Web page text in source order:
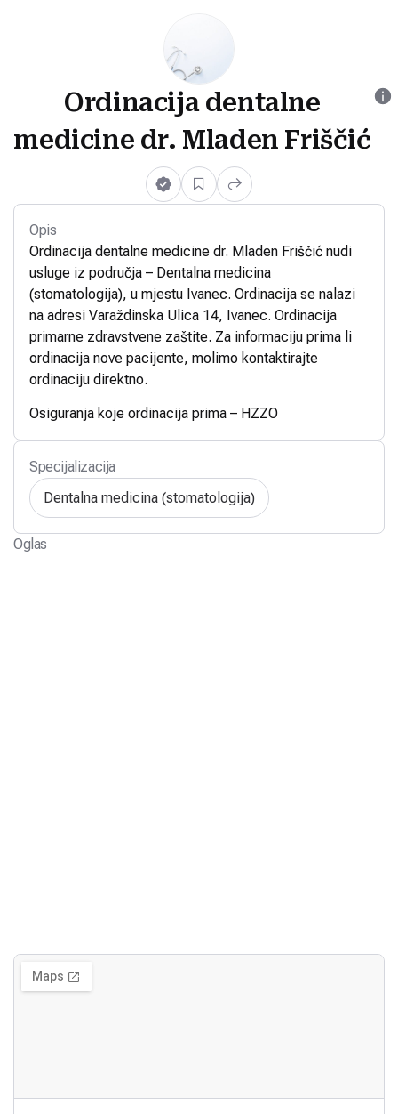
Ordinacija dentalne
medicine dr. Mladen Friščić
Opis
Ordinacija dentalne medicine dr. Mladen Friščić nudi
usluge iz područja – Dentalna medicina
(stomatologija), u mjestu Ivanec. Ordinacija se nalazi
na adresi Varaždinska Ulica 14, Ivanec. Ordinacija
primarne zdravstvene zaštite. Za informaciju prima li
ordinacija nove pacijente, molimo kontaktirajte
ordinaciju direktno.
Osiguranja koje ordinacija prima – HZZO
Specijalizacija
Dentalna medicina (stomatologija)
Oglas